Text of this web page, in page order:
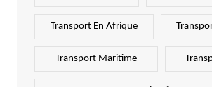
Transport En Afrique
Transport Maritime